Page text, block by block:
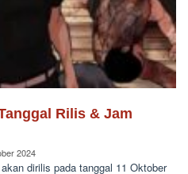
Rilis & Jam
2024
dirilis pada tanggal 11 Oktober